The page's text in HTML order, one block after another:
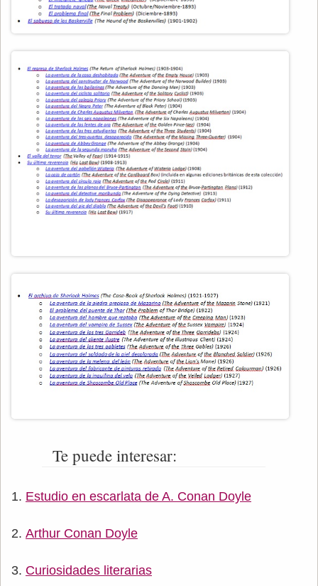
Te puede interesar:
Estudio en escarlata de A. Conan Doyle
Arthur Conan Doyle
Curiosidades literarias